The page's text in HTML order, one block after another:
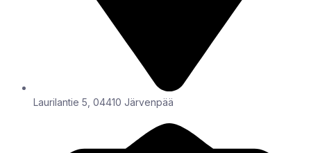
Laurilantie 5, 04410 Järvenpää